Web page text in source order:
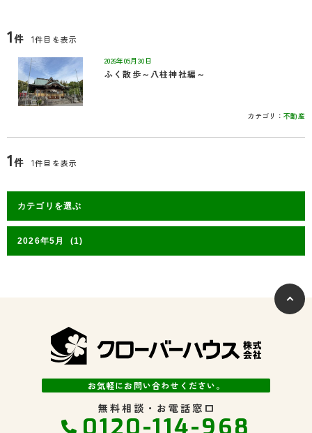
1件 1件目を表示
2026年05月30日
ふく散歩～八柱神社編～
カテゴリ： 不動産
1件 1件目を表示
お気軽にお問い合わせください。
無料相談・お電話窓口